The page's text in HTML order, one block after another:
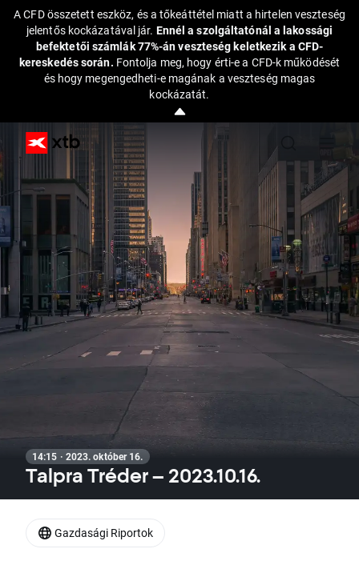
A CFD összetett eszköz, és a tőkeáttétel miatt a hirtelen veszteség
jelentős kockázatával jár. Ennél a szolgáltatónál a lakossági
befektetői számlák 77%-án veszteség keletkezik a CFD-
kereskedés során. Fontolja meg, hogy érti-e a CFD-k működését
és hogy megengedheti-e magának a veszteség magas
kockázatát.
14:15 · 2023. október 16.
Talpra Tréder – 2023.10.16.
Gazdasági Riportok